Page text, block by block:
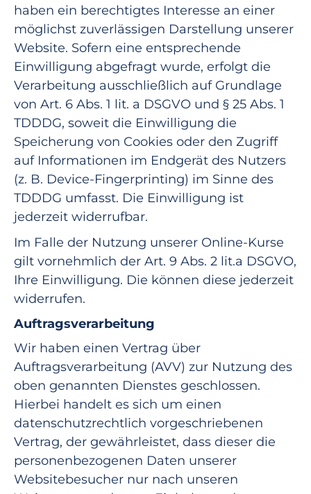
haben ein berechtigtes Interesse an einer
möglichst zuverlässigen Darstellung unserer
Website. Sofern eine entsprechende
Einwilligung abgefragt wurde, erfolgt die
Verarbeitung ausschließlich auf Grundlage
von Art. 6 Abs. 1 lit. a DSGVO und § 25 Abs. 1
TDDDG, soweit die Einwilligung die
Speicherung von Cookies oder den Zugriff
auf Informationen im Endgerät des Nutzers
(z. B. Device-Fingerprinting) im Sinne des
TDDDG umfasst. Die Einwilligung ist
jederzeit widerrufbar.
Im Falle der Nutzung unserer Online-Kurse
gilt vornehmlich der Art. 9 Abs. 2 lit.a DSGVO,
Ihre Einwilligung. Die können diese jederzeit
widerrufen.
Auftragsverarbeitung
Wir haben einen Vertrag über
Auftragsverarbeitung (AVV) zur Nutzung des
oben genannten Dienstes geschlossen.
Hierbei handelt es sich um einen
datenschutzrechtlich vorgeschriebenen
Vertrag, der gewährleistet, dass dieser die
personenbezogenen Daten unserer
Websitebesucher nur nach unseren